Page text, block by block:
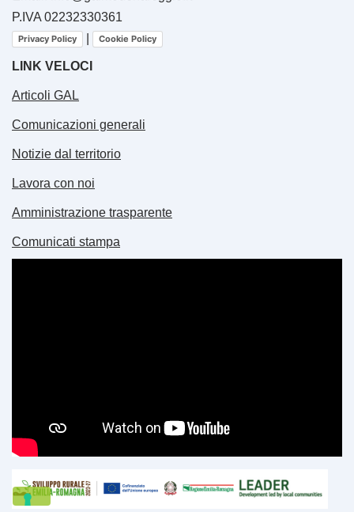
P.IVA 02232330361
Privacy Policy Cookie Policy
LINK VELOCI
Articoli GAL
Comunicazioni generali
Notizie dal territorio
Lavora con noi
Amministrazione trasparente
Comunicati stampa